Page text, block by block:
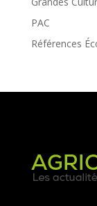
PAC
Références